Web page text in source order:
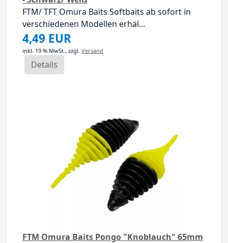
FTM/ TFT Omura Baits Softbaits ab sofort in
verschiedenen Modellen erhäl...
4,49 EUR
inkl. 19 % MwSt., zzgl. Versand
Details
FTM Omura Baits Pongo "Knoblauch" 65mm